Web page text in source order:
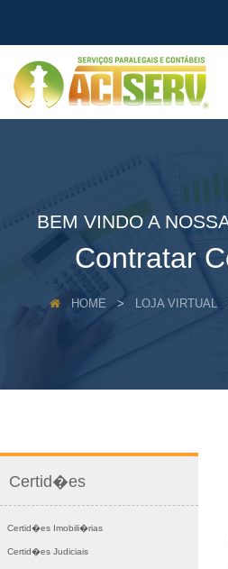
BEM VINDO A
Contratar
HOME LOJA VIRTUAL